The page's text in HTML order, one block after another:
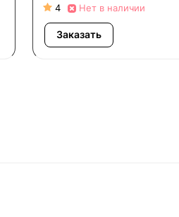
4 Нет в наличии
Заказать